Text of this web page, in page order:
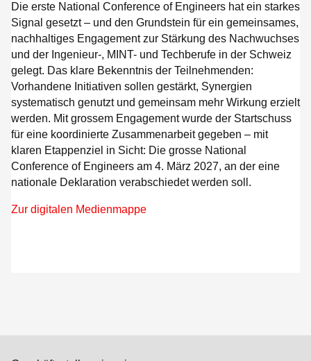
Die erste National Conference of Engineers hat ein starkes
Signal gesetzt – und den Grundstein für ein gemeinsames,
nachhaltiges Engagement zur Stärkung des Nachwuchses
und der Ingenieur-, MINT- und Techberufe in der Schweiz
gelegt. Das klare Bekenntnis der Teilnehmenden:
Vorhandene Initiativen sollen gestärkt, Synergien
systematisch genutzt und gemeinsam mehr Wirkung erzielt
werden. Mit grossem Engagement wurde der Startschuss
für eine koordinierte Zusammenarbeit gegeben – mit
klaren Etappenziel in Sicht: Die grosse National
Conference of Engineers am 4. März 2027, an der eine
nationale Deklaration verabschiedet werden soll.
Zur digitalen Medienmappe